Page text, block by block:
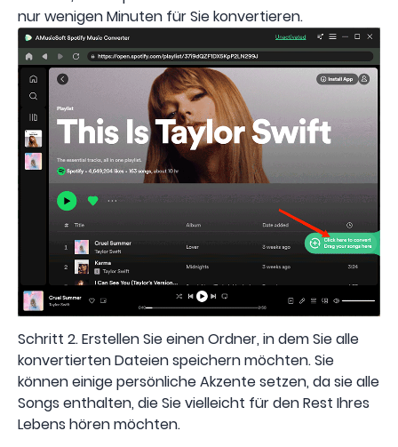
nur wenigen Minuten für Sie konvertieren.
Schritt 2. Erstellen Sie einen Ordner, in dem Sie alle
konvertierten Dateien speichern möchten. Sie
können einige persönliche Akzente setzen, da sie alle
Songs enthalten, die Sie vielleicht für den Rest Ihres
Lebens hören möchten.